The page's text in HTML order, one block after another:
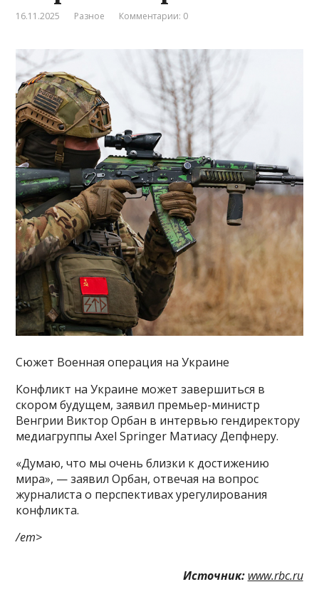
16.11.2025 Разное Комментарии: 0
Сюжет Военная операция на Украине
Конфликт на Украине может завершиться в
скором будущем, заявил премьер-министр
Венгрии Виктор Орбан в интервью гендиректору
медиагруппы Axel Springer Матиасу Депфнеру.
«Думаю, что мы очень близки к достижению
мира», — заявил Орбан, отвечая на вопрос
журналиста о перспективах урегулирования
конфликта.
/em>
Источник: www.rbc.ru